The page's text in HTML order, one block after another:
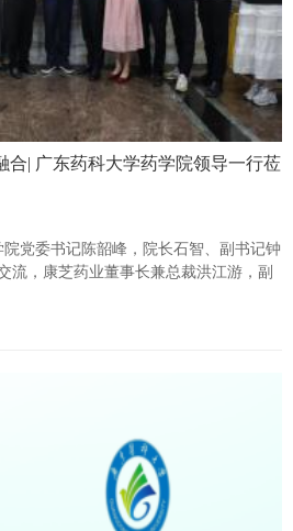
合| 广东药科大学药学院领导一行莅
党委书记陈韶峰，院长石智、副书记钟
流，康芝药业董事长兼总裁洪江游，副
管团队热情接待。